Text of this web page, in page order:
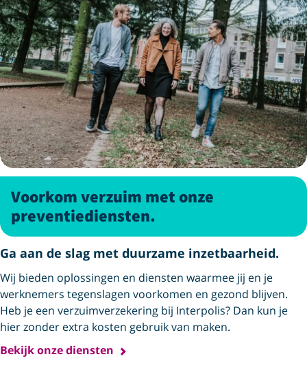
Voorkom verzuim met onze
preventiediensten.
Ga aan de slag met duurzame inzetbaarheid.
Wij bieden oplossingen en diensten waarmee jij en je
werknemers tegenslagen voorkomen en gezond blijven.
Heb je een verzuimverzekering bij Interpolis? Dan kun je
hier zonder extra kosten gebruik van maken.
Bekijk onze diensten